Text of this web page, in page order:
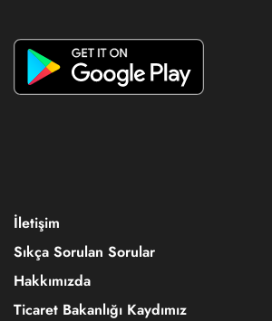
İletişim
Sıkça Sorulan Sorular
Hakkımızda
Ticaret Bakanlığı Kaydımız